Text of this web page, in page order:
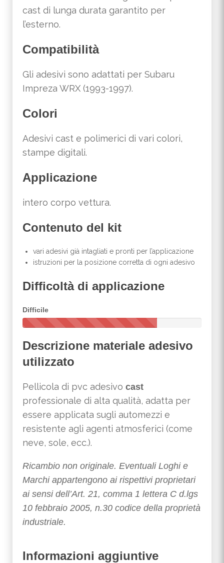
cast di lunga durata garantito per
l’esterno.
Compatibilità
Gli adesivi sono adattati per Subaru
Impreza WRX (1993-1997).
Colori
Adesivi cast e polimerici di vari colori,
stampe digitali.
Applicazione
intero corpo vettura.
Contenuto del kit
vari adesivi già intagliati e pronti per l’applicazione
istruzioni per la posizione corretta di ogni adesivo
Difficoltà di applicazione
Difficile
7
e
t
Descrizione materiale adesivo
utilizzato
Pellicola di pvc adesivo cast
professionale di alta qualità, adatta per
essere applicata sugli automezzi e
resistente agli agenti atmosferici (come
neve, sole, ecc.).
Ricambio non originale. Eventuali Loghi e
Marchi appartengono ai rispettivi proprietari
ai sensi dell’Art. 21, comma 1 lettera C d.lgs
10 febbraio 2005, n.30 codice della proprietà
industriale.
Informazioni aggiuntive